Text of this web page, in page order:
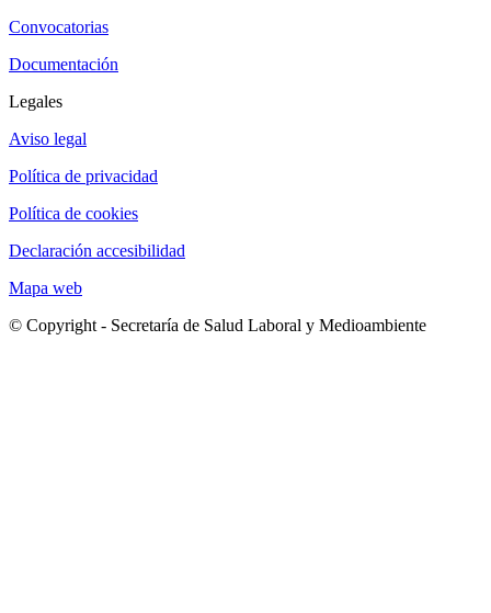
Convocatorias
Documentación
Legales
Aviso legal
Política de privacidad
Política de cookies
Declaración accesibilidad
Mapa web
© Copyright - Secretaría de Salud Laboral y Medioambiente